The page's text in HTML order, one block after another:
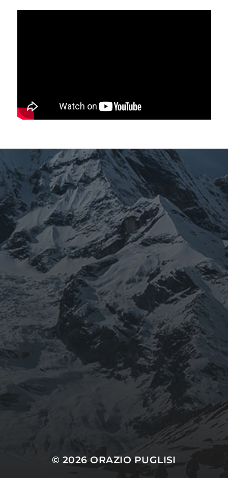
ARCHIVES
mars 2026
février 2026
décembre 2025
septembre 2024
août 2024
CATÉGORIES
Conférences
conférences échecs
Echecs
Personnages illustres inconnus
© 2026ORAZIO PUGLISI